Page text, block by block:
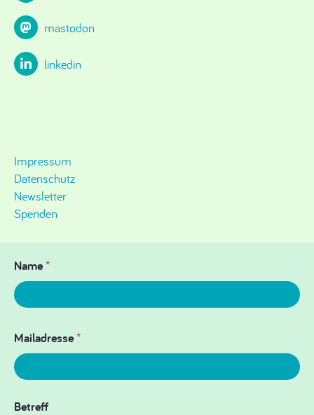
mastodon
linkedin
Impressum
Datenschutz
Newsletter
Spenden
Name*
Mailadresse*
Betreff